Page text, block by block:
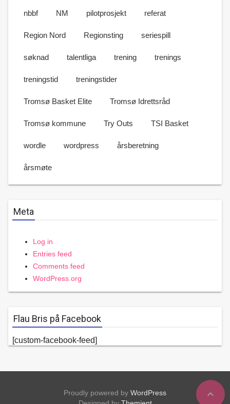
expand_less
nbbf NM pilotprosjekt referat
Region Nord Regionsting seriespill
søknad talentliga trening trenings
treningstid treningstider
Tromsø Basket Elite Tromsø Idrettsråd
Tromsø kommune Try Outs TSI Basket
wordle wordpress årsberetning
årsmøte
Meta
Log in
Entries feed
Comments feed
WordPress.org
Flau Bris på Facebook
[custom-facebook-feed]
Proudly powered by WordPress